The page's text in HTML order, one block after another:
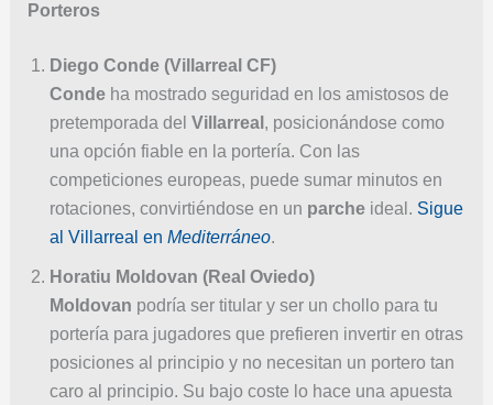
Porteros
Diego Conde (Villarreal CF)
Condeha mostrado seguridad en los amistosos de
pretemporada del Villarreal , posicionándose como
una opción fiable en la portería. Con las
competiciones europeas, puede sumar minutos en
rotaciones, convirtiéndose en un parcheideal. Sigue
al Villarreal en Mediterráneo.
Horatiu Moldovan (Real Oviedo)
Moldovan podría ser titular y ser un chollo para tu
portería para jugadores que prefieren invertir en otras
posiciones al principio y no necesitan un portero tan
caro al principio. Su bajo coste lo hace una apuesta